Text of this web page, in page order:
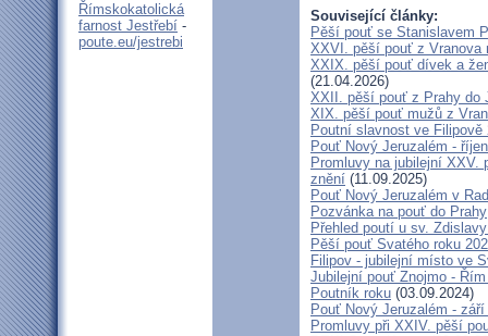
Římskokatolická
farnost Jestřebí -
poute.eu/jestrebi
Související články:
Pěší pouť se Stanislavem
XXVI. pěší pouť z Vranova
XXIX. pěší pouť dívek a
(21.04.2026)
XXII. pěší pouť z Prahy do
XIX. pěší pouť mužů z
Poutní slavnost ve Filipově
Pouť Nový Jeruzalém -
Promluvy na jubilejní XXV.
znění (11.09.2025)
Pouť Nový Jeruzalém v
Pozvánka na pouť do Prahy
Přehled poutí u sv.
Pěší pouť Svatého roku
Filipov - jubilejní místo ve
Jubilejní pouť Znojmo -
Poutník roku (03.09.2024)
Pouť Nový Jeruzalém - září
Promluvy při XXIV. pěší